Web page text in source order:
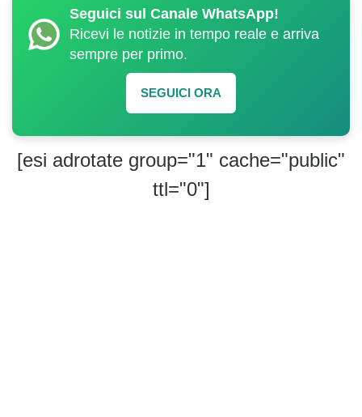
Seguici sul Canale WhatsApp!
Ricevi le notizie in tempo reale e arriva
sempre per primo.
SEGUICI ORA
[esi adrotate group="1" cache="public"
ttl="0"]